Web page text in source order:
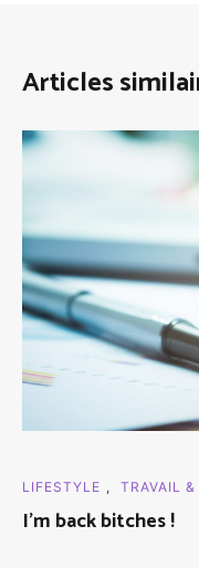
Articles
LIFESTYLE , TRAVAIL &
I'm back bitches !